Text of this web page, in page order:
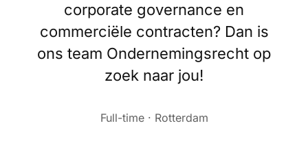
corporate governance en
commerciële contracten? Dan is
ons team Ondernemingsrecht op
zoek naar jou!
Full-time · Rotterdam